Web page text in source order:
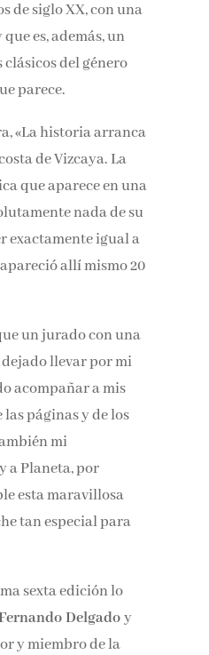
de siglo XX, con una
es, además, un
clásicos del género
parece.
«La historia arranca
de Vizcaya. La
que aparece en una
nada de su
exactamente igual a
allí mismo 20
un jurado con una
llevar por mi
acompañar a mis
páginas y de los
mi
a Planeta, por
esta maravillosa
tan especial para
sexta edición lo
Delgadoy
y miembro de la